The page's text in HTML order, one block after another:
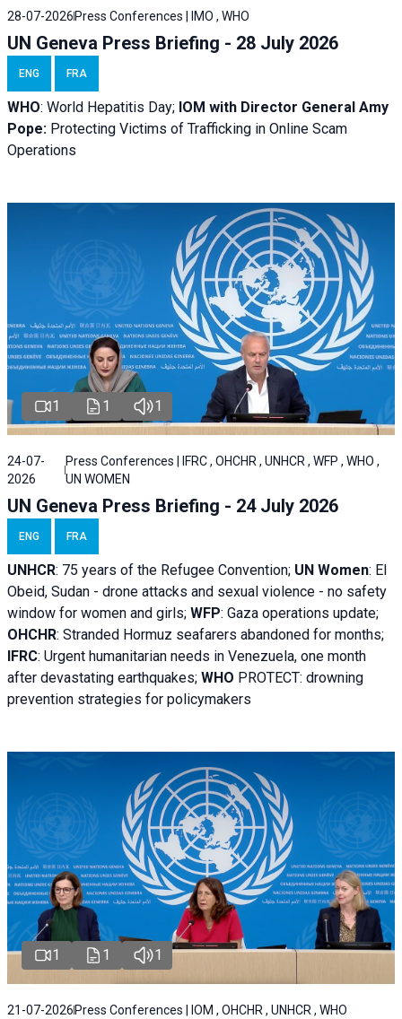
28-07-2026 Press Conferences | IMO , WHO
UN Geneva Press Briefing - 28 July 2026
ENG FRA
WHO: World Hepatitis Day; IOM with Director General Amy
Pope: Protecting Victims of Trafficking in Online Scam
Operations
1 1 1
24-07-
2026
Press Conferences | IFRC , OHCHR , UNHCR , WFP , WHO ,
UN WOMEN
UN Geneva Press Briefing - 24 July 2026
ENG FRA
UNHCR: 75 years of the Refugee Convention; UN Women: El
Obeid, Sudan - drone attacks and sexual violence - no safety
window for women and girls; WFP: Gaza operations update;
OHCHR: Stranded Hormuz seafarers abandoned for months;
IFRC: Urgent humanitarian needs in Venezuela, one month
after devastating earthquakes; WHO PROTECT: drowning
prevention strategies for policymakers
1 1 1
21-07-2026 Press Conferences | IOM , OHCHR , UNHCR , WHO